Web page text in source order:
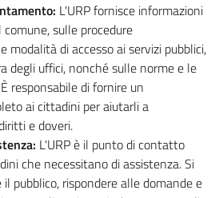
L'URP fornisce informazioni
sulle procedure
modalità di accesso ai servizi pubblici,
degli uffici, nonché sulle norme e le
responsabile di fornire un
ai cittadini per aiutarli a
e doveri.
L'URP è il punto di contatto
che necessitano di assistenza. Si
il pubblico, rispondere alle domande e